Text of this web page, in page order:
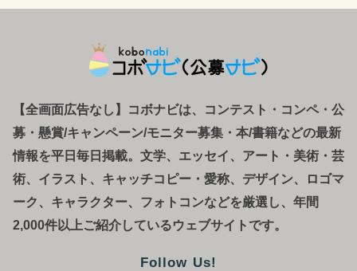
【全画面広告なし】コボナビは、コンテスト・コンペ・ 公
募 ・ 懸賞/キャンペーン/モニター募集・本/書籍などの最新
情報を平日毎日掲載。文学、エッセイ、アート・美術・芸
術、イラスト、キャッチコピー・愛称、デザイン、ロゴマ
ーク、キャラクター、フォトコンなどを厳選し、年間
2,000件以上ご紹介しているウェブサイトです。
Follow Us!